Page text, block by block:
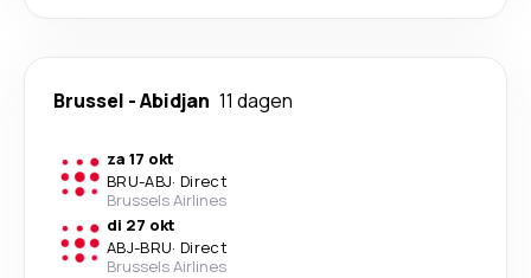
Brussel -Abidjan 11 dagen
za 17 okt
BRU-ABJ· Direct
Brussels Airlines
di 27 okt
ABJ-BRU· Direct
Brussels Airlines